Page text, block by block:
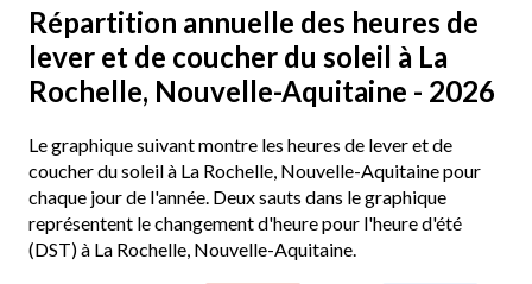
Répartition annuelle des heures de
lever et de coucher du soleil à La
Rochelle, Nouvelle-Aquitaine - 2026
Le graphique suivant montre les heures de lever et de
coucher du soleil à La Rochelle, Nouvelle-Aquitaine pour
chaque jour de l'année. Deux sauts dans le graphique
représentent le changement d'heure pour l'heure d'été
(DST) à La Rochelle, Nouvelle-Aquitaine.